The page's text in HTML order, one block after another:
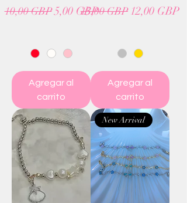
Precio
10,00 GBPPrecio de oferta
5,00 GBP
Agregar al
carrito
Precio
15,00 GBP Precio de
12,00 GBP
Agregar al
carrito
New Arrival